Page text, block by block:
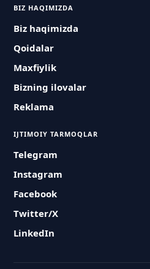
BIZ HAQIMIZDA
Biz haqimizda
Qoidalar
Maxfiylik
Bizning ilovalar
Reklama
IJTIMOIY TARMOQLAR
Telegram
Instagram
Facebook
Twitter/X
LinkedIn